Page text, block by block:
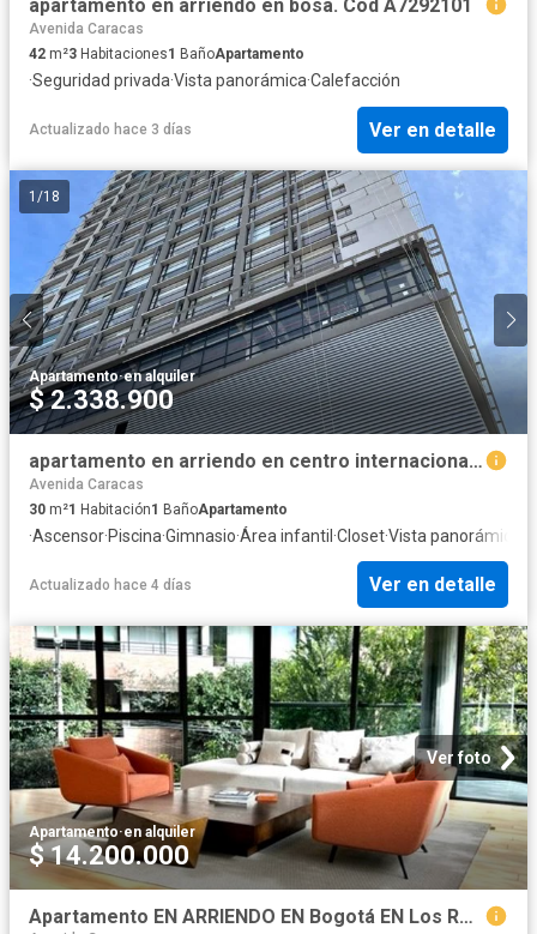
apartamento en arriendo en bosa. Cod A7292101
Avenida Caracas
42 m²3 Habitaciones1 BañoApartamento
·Seguridad privada·Vista panorámica·Calefacción
Actualizado hace 3 días Ver en detalle
1 /18
Apartamento·en alquiler
$ 2.338.900
apartamento en arriendo en centro internacional. Cod A52098
Avenida Caracas
30 m²1 Habitación1 BañoApartamento
·Ascensor·Piscina·Gimnasio·Área infantil ·Closet·Vista panorámica
Actualizado hace 4 días Ver en detalle
Ver foto
Apartamento·en alquiler
$ 14.200.000
Apartamento EN ARRIENDO EN Bogotá EN Los Rosales 62297 $14.200.000